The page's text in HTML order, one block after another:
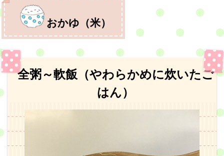
おかゆ（米）
全粥～軟飯（やわらかめに炊いたご
はん）